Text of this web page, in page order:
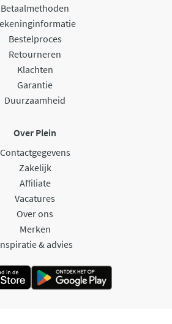
Betaalmethoden
Bestelproces
Retourneren
Klachten
Garantie
Duurzaamheid
Over Plein
Contactgegevens
Zakelijk
Affiliate
Vacatures
Over ons
Merken
& advies